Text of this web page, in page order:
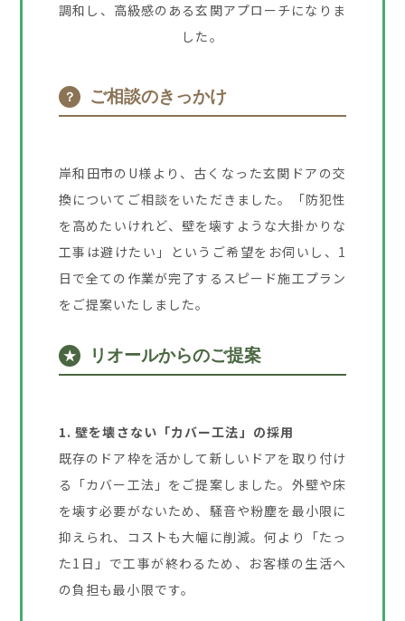
調和し、高級感のある玄関アプローチになりま
した。
？ ご相談のきっかけ
岸和田市のU様より、古くなった玄関ドアの交
換についてご相談をいただきました。「防犯性
を高めたいけれど、壁を壊すような大掛かりな
工事は避けたい」というご希望をお伺いし、1
日で全ての作業が完了するスピード施工プラン
をご提案いたしました。
★ リオールからのご提案
1. 壁を壊さない「カバー工法」の採用
既存のドア枠を活かして新しいドアを取り付け
る「カバー工法」をご提案しました。外壁や床
を壊す必要がないため、騒音や粉塵を最小限に
抑えられ、コストも大幅に削減。何より「たっ
た1日」で工事が終わるため、お客様の生活へ
の負担も最小限です。